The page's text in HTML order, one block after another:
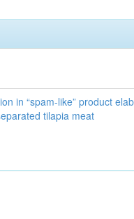
in “spam-like” product
tilapia meat